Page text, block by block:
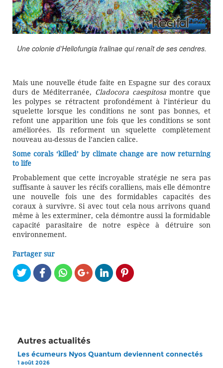
Une colonie d’Heliofungia fralinae qui renaît de ses cendres.
Mais une nouvelle étude faite en Espagne sur des coraux
durs de Méditerranée, Cladocora caespitosamontre que
les polypes se rétractent profondément à l’intérieur du
squelette lorsque les conditions ne sont pas bonnes, et
refont une apparition une fois que les conditions se sont
améliorées. Ils reforment un squelette complètement
nouveau au-dessus de l’ancien calice.
Some corals ‘killed’ by climate change are now returning
to life
Probablement que cette incroyable stratégie ne sera pas
suffisante à sauver les récifs coralliens, mais elle démontre
une nouvelle fois une des formidables capacités des
coraux à survivre. Si avec tout cela nous arrivons quand
même à les exterminer, cela démontre aussi la formidable
capacité parasitaire de notre espèce à détruire son
environnement.
Partager sur
Autres actualités
Les écumeurs Nyos Quantum deviennent connectés
1 août 2026